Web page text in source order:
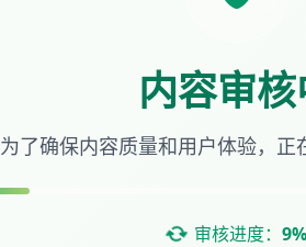
内容审核
为了确保内容质量和用户体验，正
审核进度： 9%